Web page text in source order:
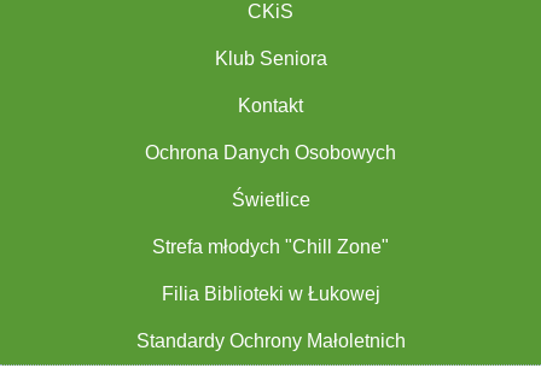
CKiS
Klub Seniora
Kontakt
Ochrona Danych Osobowych
Świetlice
Strefa młodych "Chill Zone"
Filia Biblioteki w Łukowej
Standardy Ochrony Małoletnich